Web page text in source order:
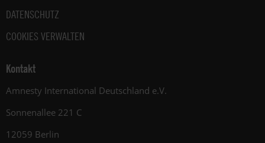
DATENSCHUTZ
COOKIES VERWALTEN
Kontakt
Amnesty International Deutschland e.V.
Sonnenallee 221 C
12059 Berlin